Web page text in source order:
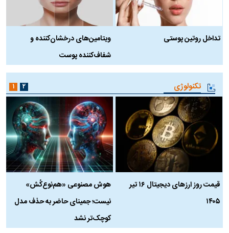
تداخل روتین پوستی
ویتامین‌های درخشان‌کننده و
شفاف‌کننده پوست
تکنولوژی
قیمت روز ارز‌های دیجیتال ۱۶ تیر
۱۴۰۵
هوش مصنوعی «هم‌نوع‌کُش»
نیست؛ جمینای حاضر به حذف مدل
کوچک‌تر نشد
۱ ۲